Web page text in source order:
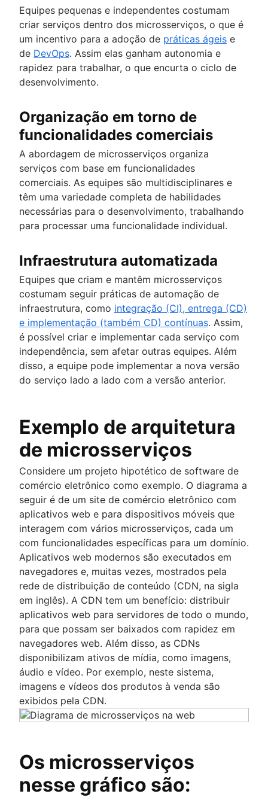
Equipes pequenas e independentes costumam
criar serviços dentro dos microsserviços, o que é
um incentivo para a adoção de práticas ágeis e
de DevOps. Assim elas ganham autonomia e
rapidez para trabalhar, o que encurta o ciclo de
desenvolvimento.
Organização em torno de
funcionalidades comerciais
A abordagem de microsserviços organiza
serviços com base em funcionalidades
comerciais. As equipes são multidisciplinares e
têm uma variedade completa de habilidades
necessárias para o desenvolvimento, trabalhando
para processar uma funcionalidade individual.
Infraestrutura automatizada
Equipes que criam e mantêm microsserviços
costumam seguir práticas de automação de
infraestrutura, como integração (CI), entrega (CD)
e implementação (também CD) contínuas. Assim,
é possível criar e implementar cada serviço com
independência, sem afetar outras equipes. Além
disso, a equipe pode implementar a nova versão
do serviço lado a lado com a versão anterior.
Exemplo de arquitetura
de microsserviços
Considere um projeto hipotético de software de
comércio eletrônico como exemplo. O diagrama a
seguir é de um site de comércio eletrônico com
aplicativos web e para dispositivos móveis que
interagem com vários microsserviços, cada um
com funcionalidades específicas para um domínio.
Aplicativos web modernos são executados em
navegadores e, muitas vezes, mostrados pela
rede de distribuição de conteúdo (CDN, na sigla
em inglês). A CDN tem um benefício: distribuir
aplicativos web para servidores de todo o mundo,
para que possam ser baixados com rapidez em
navegadores web. Além disso, as CDNs
disponibilizam ativos de mídia, como imagens,
áudio e vídeo. Por exemplo, neste sistema,
imagens e vídeos dos produtos à venda são
exibidos pela CDN.
Os microsserviços
nesse gráfico são: